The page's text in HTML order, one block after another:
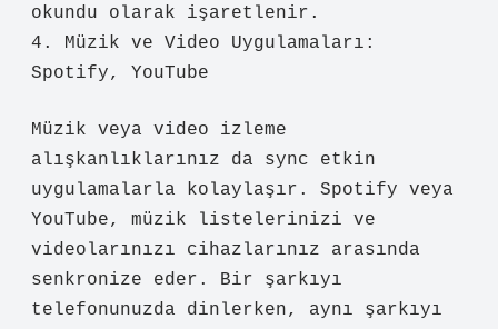
okundu olarak işaretlenir.
4. Müzik ve Video Uygulamaları:
Spotify, YouTube
Müzik veya video izleme
alışkanlıklarınız da sync etkin
uygulamalarla kolaylaşır. Spotify veya
YouTube, müzik listelerinizi ve
videolarınızı cihazlarınız arasında
senkronize eder. Bir şarkıyı
telefonunuzda dinlerken, aynı şarkıyı